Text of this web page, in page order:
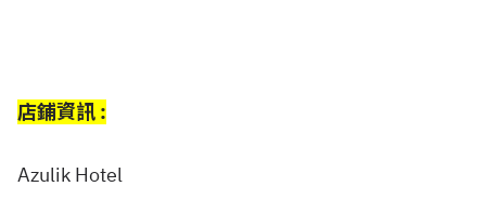
店鋪資訊 :
Azulik Hotel